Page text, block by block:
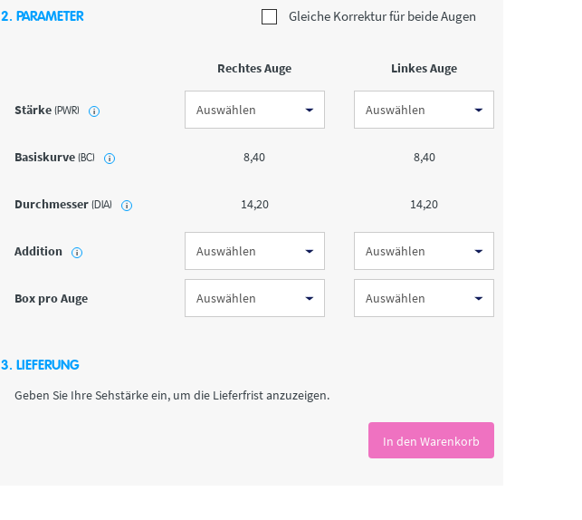
2. PARAMETER Gleiche Korrektur für beide Augen
Rechtes Auge
Stärke(PWR) i
Basiskurve(BC) i 8,40
Durchmesser(DIA) i 14,20
Addition i
Box pro Auge
Linkes Auge
8,40
14,20
3. LIEFERUNG
Geben Sie Ihre Sehstärke ein, um die Lieferfrist anzuzeigen.
In den Warenkorb